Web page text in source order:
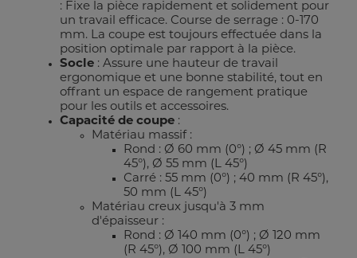
: Fixe la pièce rapidement et solidement pour
un travail efficace. Course de serrage : 0-170
mm. La coupe est toujours effectuée dans la
position optimale par rapport à la pièce.
Socle : Assure une hauteur de travail
ergonomique et une bonne stabilité, tout en
offrant un espace de rangement pratique
pour les outils et accessoires.
Capacité de coupe :
Matériau massif :
Rond : Ø 60 mm (0°) ; Ø 45 mm (R
45°), Ø 55 mm (L 45°)
Carré : 55 mm (0°) ; 40 mm (R 45°),
50 mm (L 45°)
Matériau creux jusqu'à 3 mm
d'épaisseur :
Rond : Ø 140 mm (0°) ; Ø 120 mm
(R 45°), Ø 100 mm (L 45°)